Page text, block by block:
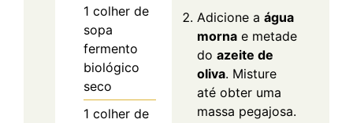
1 colher de
sopa
fermento
biológico
seco
1 colher de
Adicione a água
morna e metade
do azeite de
oliva. Misture
até obter uma
massa pegajosa.